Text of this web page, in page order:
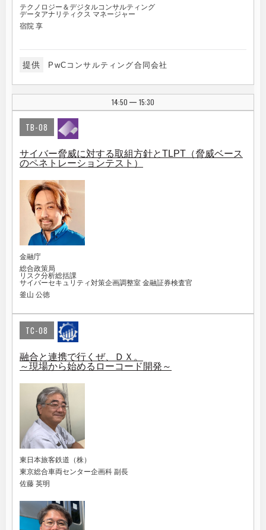
テクノロジー＆デジタルコンサルティング
データアナリティクス マネージャー
宿院 享
提供 PwCコンサルティング合同会社
14:50 | 15:30
TB-08
サイバー脅威に対する取組方針とTLPT（脅威ベース
のペネトレーションテスト）
金融庁
総合政策局
リスク分析総括課
サイバーセキュリティ対策企画調整室 金融証券検査官
釜山 公徳
TC-08
融合と連携で行くぜ、ＤＸ。
～現場から始めるローコード開発～
東日本旅客鉄道（株）
東京総合車両センター企画科 副長
佐藤 英明